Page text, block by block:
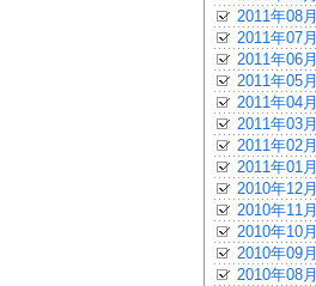
2011年08月
2011年07月
2011年06月
2011年05月
2011年04月
2011年03月
2011年02月
2011年01月
2010年12月
2010年11月
2010年10月
2010年09月
2010年08月